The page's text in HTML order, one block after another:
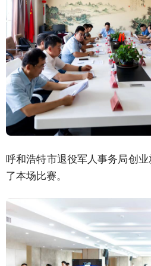
呼和浩特市退役军人事务局创
了本场比赛。